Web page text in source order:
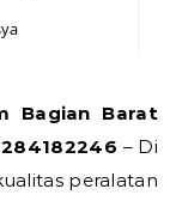
– Di
peralatan